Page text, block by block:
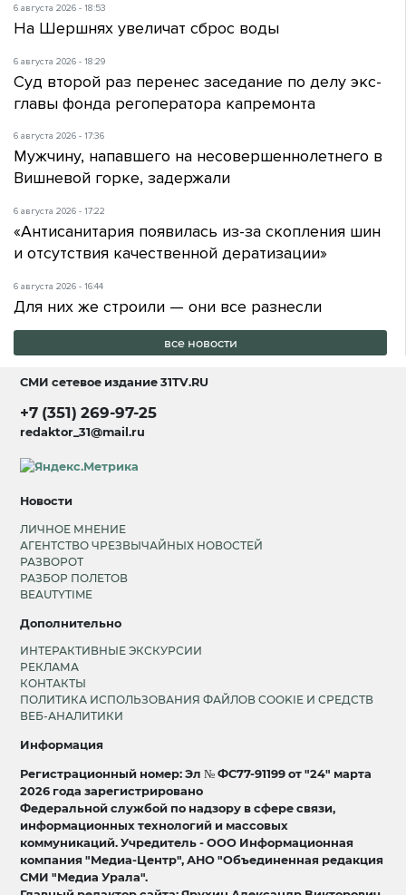
6 августа 2026 - 18:53
На Шершнях увеличат сброс воды
6 августа 2026 - 18:29
Суд второй раз перенес заседание по делу экс-
главы фонда регоператора капремонта
6 августа 2026 - 17:36
Мужчину, напавшего на несовершеннолетнего в
Вишневой горке, задержали
6 августа 2026 - 17:22
«Антисанитария появилась из-за скопления шин
и отсутствия качественной дератизации»
6 августа 2026 - 16:44
Для них же строили — они все разнесли
все новости
СМИ сетевое издание31TV.RU
+7 (351) 269-97-25
redaktor_31@mail.ru
Новости
ЛИЧНОЕ МНЕНИЕ
АГЕНТСТВО ЧРЕЗВЫЧАЙНЫХ НОВОСТЕЙ
РАЗВОРОТ
РАЗБОР ПОЛЕТОВ
BEAUTYTIME
Дополнительно
ИНТЕРАКТИВНЫЕ ЭКСКУРСИИ
РЕКЛАМА
КОНТАКТЫ
ПОЛИТИКА ИСПОЛЬЗОВАНИЯ ФАЙЛОВ COOKIE И СРЕДСТВ
ВЕБ-АНАЛИТИКИ
Информация
Регистрационный номер: Эл № ФС77-91199 от "24" марта
2026 года зарегистрировано
Федеральной службой по надзору в сфере связи,
информационных технологий и массовых
коммуникаций. Учредитель - ООО Информационная
компания "Медиа-Центр", АНО "Объединенная редакция
СМИ "Медиа Урала".